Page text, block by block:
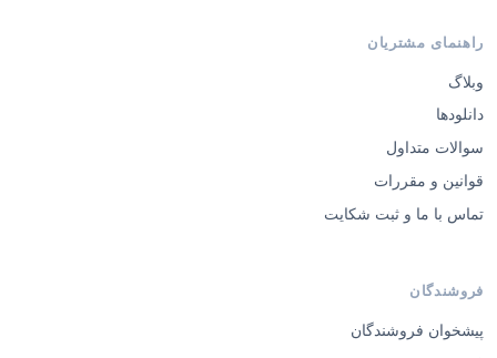
راهنمای مشتریان
وبلاگ
دانلودها
سوالات متداول
قوانین و مقررات
تماس با ما و ثبت شکایت
فروشندگان
پیشخوان فروشندگان